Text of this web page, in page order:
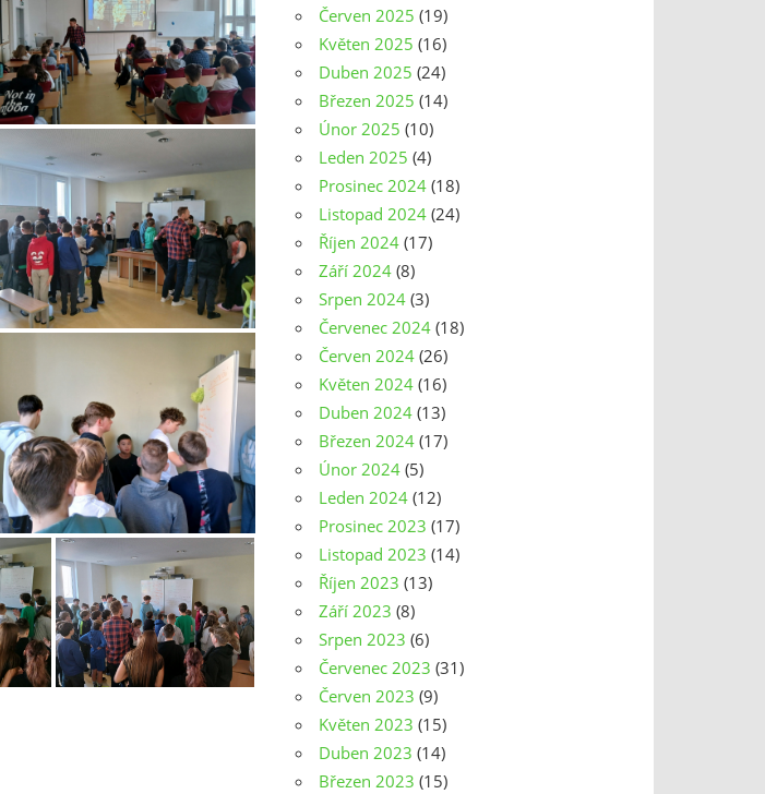
Červen 2025 (19)
Květen 2025 (16)
Duben 2025 (24)
Březen 2025 (14)
Únor 2025 (10)
Leden 2025 (4)
Prosinec 2024 (18)
Listopad 2024 (24)
Říjen 2024 (17)
Září 2024 (8)
Srpen 2024 (3)
Červenec 2024 (18)
Červen 2024 (26)
Květen 2024 (16)
Duben 2024 (13)
Březen 2024 (17)
Únor 2024 (5)
Leden 2024 (12)
Prosinec 2023 (17)
Listopad 2023 (14)
Říjen 2023 (13)
Září 2023 (8)
Srpen 2023 (6)
Červenec 2023 (31)
Červen 2023 (9)
Květen 2023 (15)
Duben 2023 (14)
Březen 2023 (15)